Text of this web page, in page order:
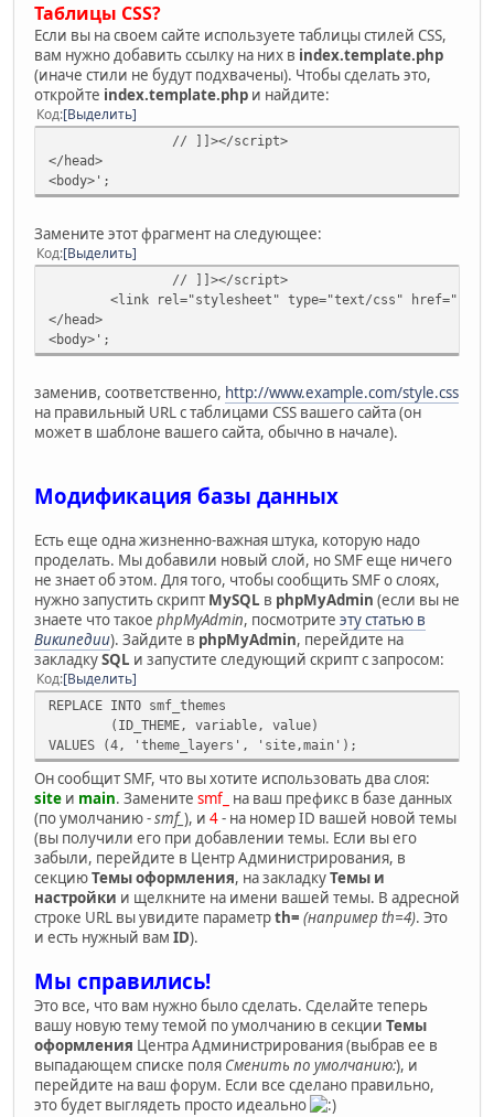
Таблицы CSS?
Если вы на своем сайте используете таблицы стилей CSS,
вам нужно добавить ссылку на них в index.template.php
(иначе стили не будут подхвачены). Чтобы сделать это,
откройте index.template.php и найдите:
Код Выделить
// ]]></script>
</head>
<body>';
Замените этот фрагмент на следующее:
Код Выделить
// ]]></script>
<link rel="stylesheet" type="text/css"
</head>
<body>';
заменив, соответственно, http://www.example.com/style.css
на правильный URL с таблицами CSS вашего сайта (он
может в шаблоне вашего сайта, обычно в начале).
Модификация базы данных
Есть еще одна жизненно-важная штука, которую надо
проделать. Мы добавили новый слой, но SMF еще ничего
не знает об этом. Для того, чтобы сообщить SMF о слоях,
нужно запустить скрипт MySQL в phpMyAdmin (если вы не
знаете что такое phpMyAdmin, посмотрите эту статью в
Википедии). Зайдите в phpMyAdmin, перейдите на
закладкуSQL и запустите следующий скрипт с запросом:
Код Выделить
REPLACE INTO smf_themes
(ID_THEME, variable, value)
VALUES (4, 'theme_layers', 'site,main');
Он сообщит SMF, что вы хотите использовать два слоя:
site и main. Замените smf_ на ваш префикс в базе данных
(по умолчанию -smf_), и 4- на номер ID вашей новой темы
(вы получили его при добавлении темы. Если вы его
забыли, перейдите в Центр Администрирования, в
секциюТемы оформления, на закладкуТемы и
настройки и щелкните на имени вашей темы. В адресной
строке URL вы увидите параметрth= (например th=4). Это
и есть нужный вам ID).
Мы справились!
Это все, что вам нужно было сделать. Сделайте теперь
вашу новую тему темой по умолчанию в секции Темы
оформления Центра Администрирования (выбрав ее в
выпадающем списке поля Сменить по умолчанию:), и
перейдите на ваш форум. Если все сделано правильно,
это будет выглядеть просто идеально